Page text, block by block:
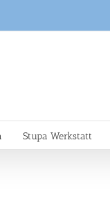
Stupa Werkstatt